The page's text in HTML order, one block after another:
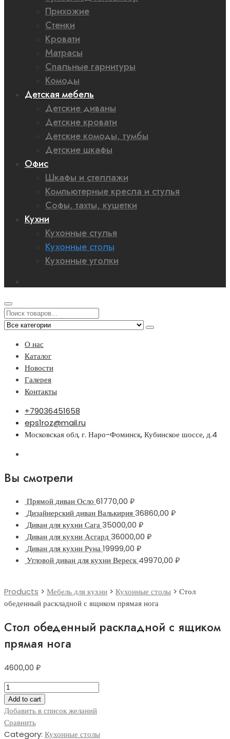
Прихожие
Стенки
Кровати
Матрасы
Спальные гарнитуры
Комоды
Детская мебель
Детские диваны
Детские кровати
Детские комоды, тумбы
Детские шкафы
Офис
Шкафы и стеллажи
Компьютерные кресла и стулья
Софы, тахты, кушетки
Кухни
Кухонные стулья
Кухонные столы
Кухонные уголки
О нас
Каталог
Новости
Галерея
Контакты
+79036451658
eps1roz@mail.ru
Московская обл, г. Наро-Фоминск, Кубинское шоссе, д.4
Вы смотрели
Прямой диван Осло 61770,00 ₽
Дизайнерский диван Валькирия36860,00 ₽
Диван для кухни Сага35000,00 ₽
Диван для кухни Асгард36000,00 ₽
Диван для кухни Руна19999,00 ₽
Угловой диван для кухни Вереск 49970,00 ₽
Products > Мебель для кухни > Кухонные столы > Стол
обеденный раскладной с ящиком прямая нога
Стол обеденный раскладной с ящиком
прямая нога
4600,00 ₽
Стол
обеденный
раскладной
с
ящиком
Add to cart
Добавить в список желаний
Сравнить
Category: Кухонные столы